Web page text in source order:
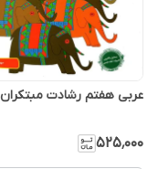
عربی هفتم رشادت مبتکران
۵۲۵٬۰۰۰